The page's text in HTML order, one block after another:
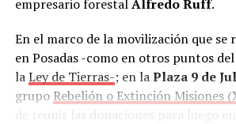
empresario forestalAlfredo Ruff.
En el marco de la movilización que se
en Posadas -como en otros puntos
laLey de Tierras-; en laPlaza 9 de
grupo Rebelión o Extinción Misiones
de reunir las donaciones para luego